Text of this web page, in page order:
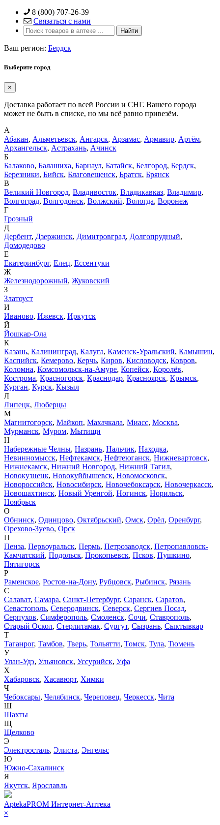
Skip
content
8 (800) 707-26-39
Связаться с нами
Ваш регион: Бердск
Выберите город
×
Доставка работает по всей России и СНГ. Вашего города
может не быть в списке, но мы всё равно привезём.
А
Абакан, Альметьевск, Ангарск, Арзамас, Армавир, Артём,
Архангельск, Астрахань, Ачинск
Б
Балаково, Балашиха, Барнаул, Батайск, Белгород, Бердск,
Березники, Бийск, Благовещенск, Братск, Брянск
В
Великий Новгород, Владивосток, Владикавказ, Владимир,
Волгоград, Волгодонск, Волжский, Вологда, Воронеж
Г
Грозный
Д
Дербент, Дзержинск, Димитровград, Долгопрудный,
Домодедово
Е
Екатеринбург, Елец, Ессентуки
Ж
Железнодорожный, Жуковский
З
Златоуст
И
Иваново, Ижевск, Иркутск
Й
Йошкар-Ола
К
Казань, Калининград, Калуга, Каменск-Уральский, Камышин,
Каспийск, Кемерово, Керчь, Киров, Кисловодск, Ковров,
Коломна, Комсомольск-на-Амуре, Копейск, Королёв,
Кострома, Красногорск, Краснодар, Красноярск, Крымск,
Курган, Курск, Кызыл
Л
Липецк, Люберцы
М
Магнитогорск, Майкоп, Махачкала, Миасс, Москва,
Мурманск, Муром, Мытищи
Н
Набережные Челны, Назрань, Нальчик, Находка,
Невинномысск, Нефтекамск, Нефтеюганск, Нижневартовск,
Нижнекамск, Нижний Новгород, Нижний Тагил,
Новокузнецк, Новокуйбышевск, Новомосковск,
Новороссийск, Новосибирск, Новочебоксарск, Новочеркасск,
Новошахтинск, Новый Уренгой, Ногинск, Норильск,
Ноябрьск
О
Обнинск, Одинцово, Октябрьский, Омск, Орёл, Оренбург,
Орехово-Зуево, Орск
П
Пенза, Первоуральск, Пермь, Петрозаводск, Петропавловск-
Камчатский, Подольск, Прокопьевск, Псков, Пушкино,
Пятигорск
Р
Раменское, Ростов-на-Дону, Рубцовск, Рыбинск, Рязань
С
Салават, Самара, Санкт-Петербург, Саранск, Саратов,
Севастополь, Северодвинск, Северск, Сергиев Посад,
Серпухов, Симферополь, Смоленск, Сочи, Ставрополь,
Старый Оскол, Стерлитамак, Сургут, Сызрань, Сыктывкар
Т
Таганрог, Тамбов, Тверь, Тольятти, Томск, Тула, Тюмень
У
Улан-Удэ, Ульяновск, Уссурийск, Уфа
Х
Хабаровск, Хасавюрт, Химки
Ч
Чебоксары, Челябинск, Череповец, Черкесск, Чита
Ш
Шахты
Щ
Щелково
Э
Электросталь, Элиста, Энгельс
Ю
Южно-Сахалинск
Я
Якутск, Ярославль
AptekaPROM Интернет-Аптека
×